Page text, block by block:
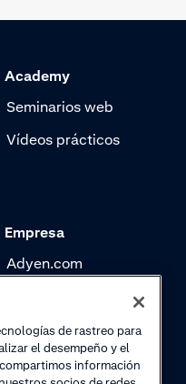
Academy
Seminarios web
Vídeos prácticos
Empresa
Adyen.com
Newsletter
Trabaja con nosotros
de rastreo para
el desempeño y el
información